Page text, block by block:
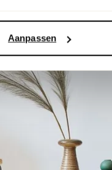
Aanpassen